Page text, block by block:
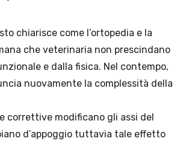
chiarisce come l’ortopedia e la
che veterinaria non prescindano
e dalla fisica. Nel contempo,
nuovamente la complessità della
correttive modificano gli assi del
d’appoggio tuttavia tale effetto